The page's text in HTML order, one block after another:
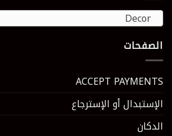
Decor
الصفحات
ACCEPT PAYMENTS
الإستبدال أو الإسترجاع
الدكان